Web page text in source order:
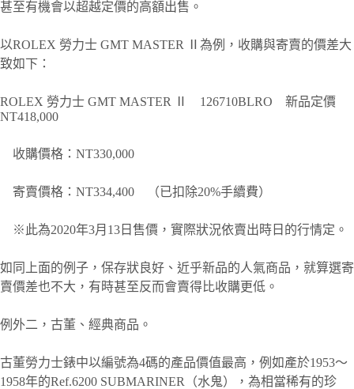
甚至有機會以超越定價的高額出售。
以ROLEX 勞力士 GMT MASTER Ⅱ為例，收購與寄賣的價差大
致如下：
ROLEX 勞力士 GMT MASTER Ⅱ 126710BLRO 新品定價
NT418,000
收購價格：NT330,000
寄賣價格：NT334,400 （已扣除20%手續費）
※此為2020年3月13日售價，實際狀況依賣出時日的行情定。
如同上面的例子，保存狀良好、近乎新品的人氣商品，就算選寄
賣價差也不大，有時甚至反而會賣得比收購更低。
例外二，古董、經典商品。
古董勞力士錶中以編號為4碼的產品價值最高，例如產於1953～
1958年的Ref.6200 SUBMARINER（水鬼），為相當稀有的珍